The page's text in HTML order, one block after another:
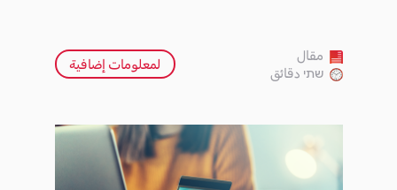
مقال
שתי دقائق
لمعلومات إضافية